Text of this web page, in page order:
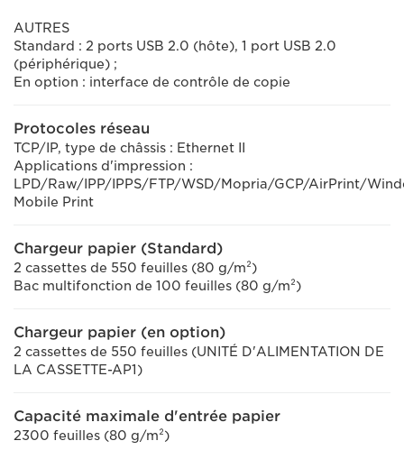
AUTRES
Standard : 2 ports USB 2.0 (hôte), 1 port USB 2.0
(périphérique) ;
En option : interface de contrôle de copie
Protocoles réseau
TCP/IP, type de châssis : Ethernet II
Applications d'impression :
LPD/Raw/IPP/IPPS/FTP/WSD/Mopria/GCP/AirPrint/
Mobile Print
Chargeur papier (Standard)
2 cassettes de 550 feuilles (80 g/m²)
Bac multifonction de 100 feuilles (80 g/m²)
Chargeur papier (en option)
2 cassettes de 550 feuilles (UNITÉ D'ALIMENTATION DE
LA CASSETTE-AP1)
Capacité maximale d'entrée papier
2300 feuilles (80 g/m²)